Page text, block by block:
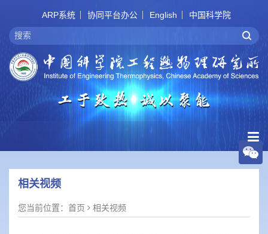
ARP系统 协同平台办公 English 中国科学院
相关视频
您当前位置： 首页 相关视频